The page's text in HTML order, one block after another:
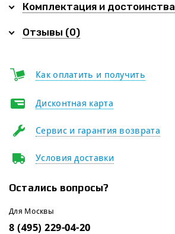
Комплектация и достоинства
Отзывы (0)
Как оплатить и получить
Дисконтная карта
Сервис и гарантия возврата
Условия доставки
Остались вопросы?
Для Москвы
8 (495) 229-04-20